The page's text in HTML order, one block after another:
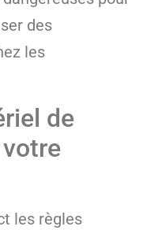
des
les
de
les règles